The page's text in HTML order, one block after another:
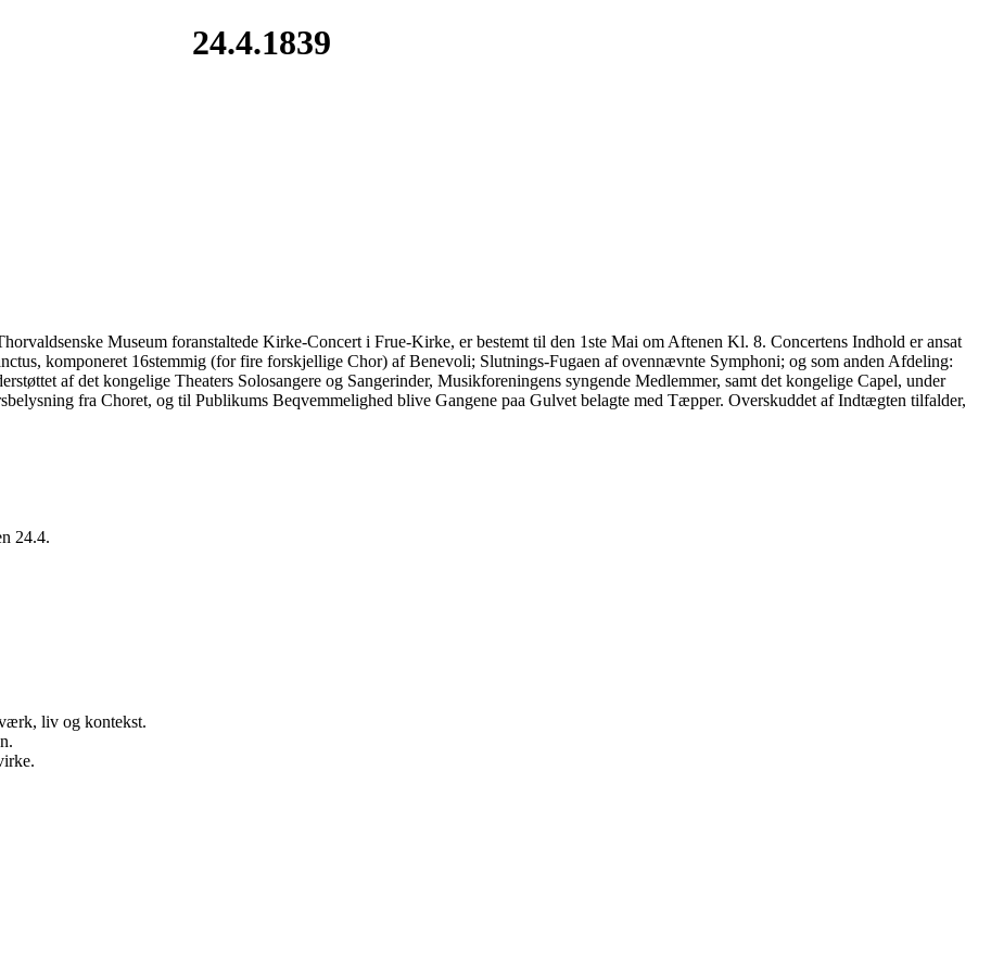
24.4.1839
Museum foranstaltede Kirke-Concert i Frue-Kirke, er bestemt til den 1ste Mai om Aftenen Kl. 8. Concertens Indhold er ansat
komponeret 16stemmig (for fire forskjellige Chor) af Benevoli; Slutnings-Fugaen af ovennævnte Symphoni; og som anden Afdeling:
af det kongelige Theaters Solosangere og Sangerinder, Musikforeningens syngende Medlemmer, samt det kongelige Capel, under
fra Choret, og til Publikums Beqvemmelighed blive Gangene paa Gulvet belagte med Tæpper. Overskuddet af Indtægten tilfalder,
24.4.
liv og kontekst.